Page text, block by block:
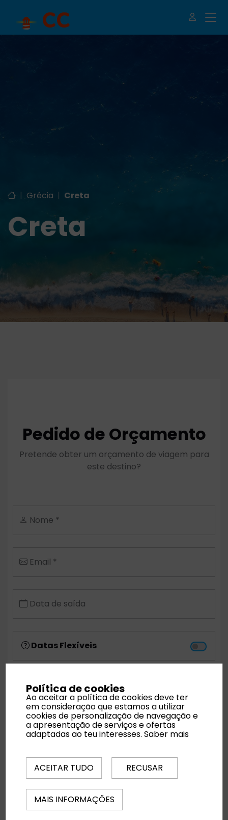
| Grécia | Creta
Creta
Pedido de Orçamento
Pretende obter um orçamento de viagem para
este destino?
Nome *
Email *
Data de saída
Datas Flexíveis
Noites
Quartos
Regime Alimentar
Política de cookies
Ao aceitar a política de cookies deve ter
em consideração que estamos a utilizar
cookies de personalização de navegação e
a apresentação de serviços e ofertas
adaptadas ao teu interesses.Saber mais
ACEITAR TUDO RECUSAR
MAIS INFORMAÇÕES